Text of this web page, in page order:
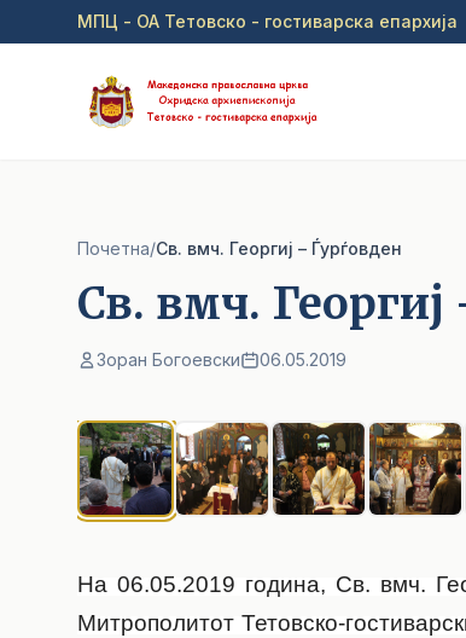
Прејди на главна содржина
МПЦ - ОА Тетовско - гостиварска епархија
Почетна/Св. вмч. Георгиј – Ѓурѓовден
Св. вмч. Георгиј
Зоран Богоевски 06.05.2019
На 06.05.2019 година, Св. вмч.
Митрополитот Тетовско-